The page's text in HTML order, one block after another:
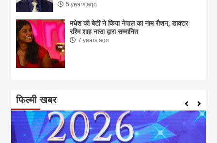
5 years ago
मधेश की बेटी ने किया नेपाल का नाम राैशन, डाक्टर
रश्मि शाह नासा द्वारा सम्मानित
7 years ago
फिल्मी खबर